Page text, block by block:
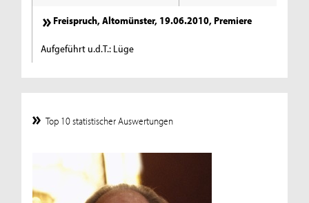
Freispruch, Altomünster, 19.06.2010, Premiere
Aufgeführt u.d.T.: Lüge
Top 10 statistischer Auswertungen